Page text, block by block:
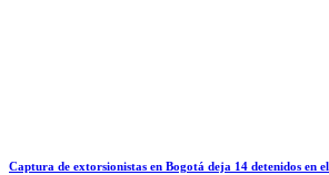
Captura de extorsionistas en Bogotá deja 14 detenidos en